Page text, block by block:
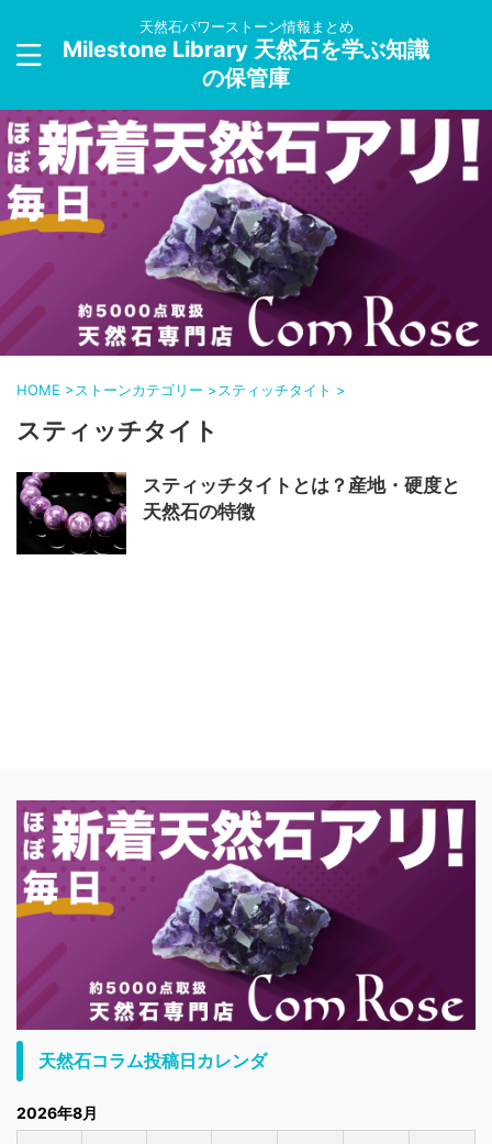
天然石パワーストーン情報まとめ
Milestone Library 天然石を学ぶ知識
の保管庫
HOME >ストーンカテゴリー >スティッチタイト >
スティッチタイト
スティッチタイトとは？産地・硬度と
天然石の特徴
天然石コラム投稿日カレンダ
2026年8月